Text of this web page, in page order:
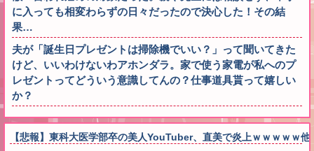
に入っても相変わらずの日々だったので決心した！その結
果…
夫が「誕生日プレゼントは掃除機でいい？」って聞いてきた
けど、いいわけないわアホンダラ。家で使う家電が私へのプ
レゼントってどういう意識してんの？仕事道具貰って嬉しい
か？
【悲報】東科大医学部卒の美人YouTuber、直美で炎上ｗｗｗｗｗ他